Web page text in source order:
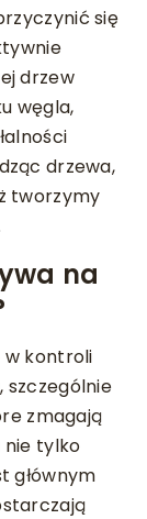
się
drzew
węgla,
drzewa,
tworzymy
na
w kontroli
zmagają
nie tylko
głównym